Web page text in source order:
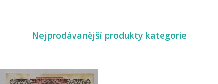
Nejprodávanější produkty kategorie